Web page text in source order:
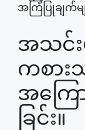
အကြံပြုချက်မ
အသင်း
ကစားသ
အကြေ
ခြင်း။